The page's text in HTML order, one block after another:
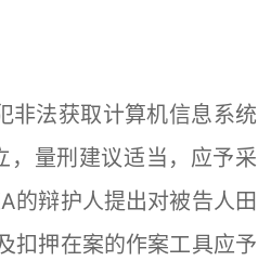
法获取计算机信息系统
，量刑建议适当，应予采
的辩护人提出对被告人田
扣押在案的作案工具应予